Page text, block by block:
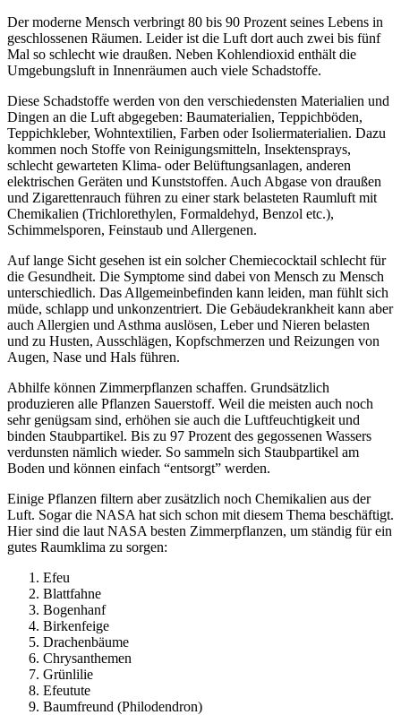
Der moderne Mensch verbringt 80 bis 90 Prozent seines Lebens in
geschlossenen Räumen. Leider ist die Luft dort auch zwei bis fünf
Mal so schlecht wie draußen. Neben Kohlendioxid enthält die
Umgebungsluft in Innenräumen auch viele Schadstoffe.
Diese Schadstoffe werden von den verschiedensten Materialien und
Dingen an die Luft abgegeben: Baumaterialien, Teppichböden,
Teppichkleber, Wohntextilien, Farben oder Isoliermaterialien. Dazu
kommen noch Stoffe von Reinigungsmitteln, Insektensprays,
schlecht gewarteten Klima- oder Belüftungsanlagen, anderen
elektrischen Geräten und Kunststoffen. Auch Abgase von draußen
und Zigarettenrauch führen zu einer stark belasteten Raumluft mit
Chemikalien (Trichlorethylen, Formaldehyd, Benzol etc.),
Schimmelsporen, Feinstaub und Allergenen.
Auf lange Sicht gesehen ist ein solcher Chemiecocktail schlecht für
die Gesundheit. Die Symptome sind dabei von Mensch zu Mensch
unterschiedlich. Das Allgemeinbefinden kann leiden, man fühlt sich
müde, schlapp und unkonzentriert. Die Gebäudekrankheit kann aber
auch Allergien und Asthma auslösen, Leber und Nieren belasten
und zu Husten, Ausschlägen, Kopfschmerzen und Reizungen von
Augen, Nase und Hals führen.
Abhilfe können Zimmerpflanzen schaffen. Grundsätzlich
produzieren alle Pflanzen Sauerstoff. Weil die meisten auch noch
sehr genügsam sind, erhöhen sie auch die Luftfeuchtigkeit und
binden Staubpartikel. Bis zu 97 Prozent des gegossenen Wassers
verdunsten nämlich wieder. So sammeln sich Staubpartikel am
Boden und können einfach “entsorgt” werden.
Einige Pflanzen filtern aber zusätzlich noch Chemikalien aus der
Luft. Sogar die NASA hat sich schon mit diesem Thema beschäftigt.
Hier sind die laut NASA besten Zimmerpflanzen, um ständig für ein
gutes Raumklima zu sorgen:
Efeu
Blattfahne
Bogenhanf
Birkenfeige
Drachenbäume
Chrysanthemen
Grünlilie
Efeutute
Baumfreund (Philodendron)